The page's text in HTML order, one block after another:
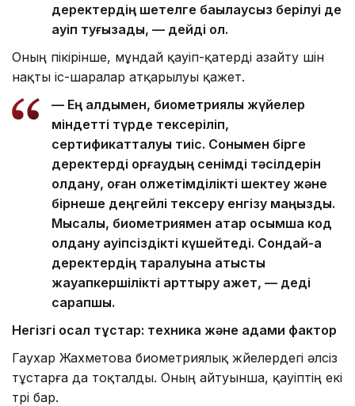
деректердің шетелге бақылаусыз берілуі де
қауіп туғызады, — дейді ол.
Оның пікірінше, мұндай қауіп-қатерді азайту үшін
нақты іс-шаралар атқарылуы қажет.
— Ең алдымен, биометриялық жүйелер
міндетті түрде тексеріліп,
сертификатталуы тиіс. Сонымен бірге
деректерді қорғаудың сенімді тәсілдерін
қолдану, оған қолжетімділікті шектеу және
бірнеше деңгейлі тексеру енгізу маңызды.
Мысалы, биометриямен қатар қосымша код
қолдану қауіпсіздікті күшейтеді. Сондай-ақ
деректердің таралуына қатысты
жауапкершілікті арттыру қажет, — деді
сарапшы.
Негізгі осал тұстар: техника және адами фактор
Гаухар Жахметова биометриялық жүйелердегі әлсіз
тұстарға да тоқталды. Оның айтуынша, қауіптің екі
түрі бар.